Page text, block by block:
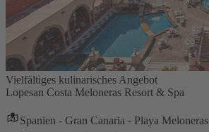
Vielfältiges kulinarisches Angebot
Lopesan Costa Meloneras Resort & Spa
Spanien - Gran Canaria - Playa Meloneras